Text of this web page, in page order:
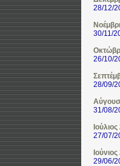
28/12/
30/11/
26/10/
28/09/
31/08/
27/07/
29/06/